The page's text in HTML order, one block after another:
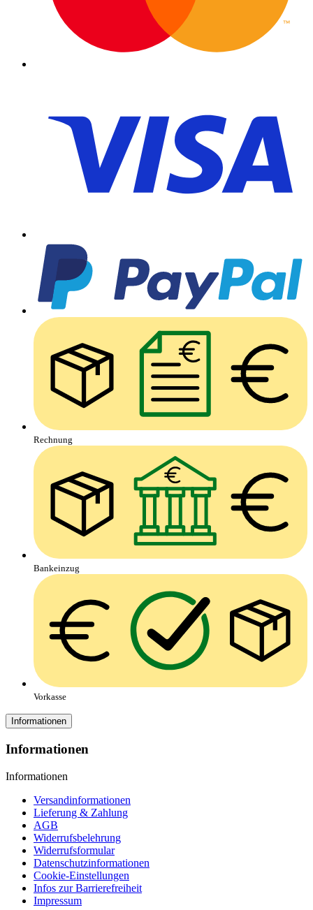
Rechnung
Bankeinzug
Vorkasse
Informationen
Informationen
Informationen
Versandinformationen
Lieferung & Zahlung
AGB
Widerrufsbelehrung
Widerrufsformular
Datenschutzinformationen
Cookie-Einstellungen
Infos zur Barrierefreiheit
Impressum